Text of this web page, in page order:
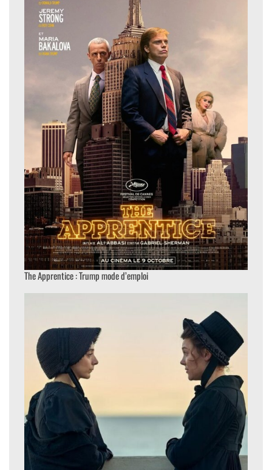
The Apprentice : Trump mode d’emploi